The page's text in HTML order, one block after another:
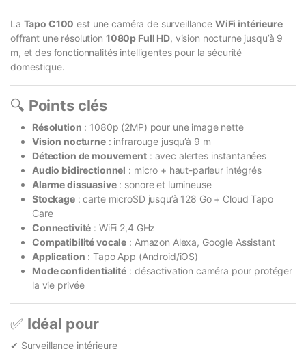
La Tapo C100 est une caméra de surveillance WiFi intérieure
offrant une résolution 1080p Full HD, vision nocturne jusqu’à 9
m, et des fonctionnalités intelligentes pour la sécurité
domestique.
🔍 Points clés
Résolution : 1080p (2MP) pour une image nette
Vision nocturne: infrarouge jusqu’à 9 m
Détection de mouvement: avec alertes instantanées
Audio bidirectionnel : micro + haut-parleur intégrés
Alarme dissuasive: sonore et lumineuse
Stockage: carte microSD jusqu’à 128 Go + Cloud Tapo
Care
Connectivité : WiFi 2,4 GHz
Compatibilité vocale : Amazon Alexa, Google Assistant
Application : Tapo App (Android/iOS)
Mode confidentialité : désactivation caméra pour protéger
la vie privée
✅ Idéal pour
✔ Surveillance intérieure